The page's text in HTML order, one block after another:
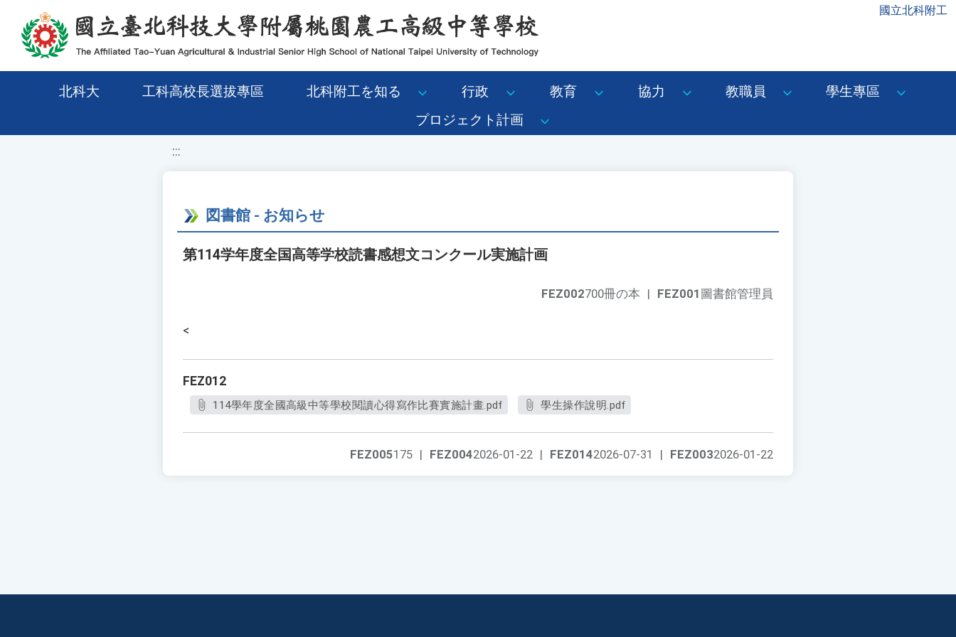
移至網頁之主要內容區位置 國立北科附工
北科大 工科高校長選拔專區 北科附工を知る 行政 教育 協力 教職員
學生專區
プロジェクト計画
:::
図書館 - お知らせ
第114学年度全国高等学校読書感想文コンクール実施計画
FEZ001 圖書館管理員
FEZ002700冊の本 |
<
FEZ012
114學年度全國高級中等學校閱讀心得寫作比賽實施計畫.pdf 學生操作說明.pdf
FEZ0032026-01-22
FEZ0142026-07-31 |
FEZ0042026-01-22 |
FEZ005175 |